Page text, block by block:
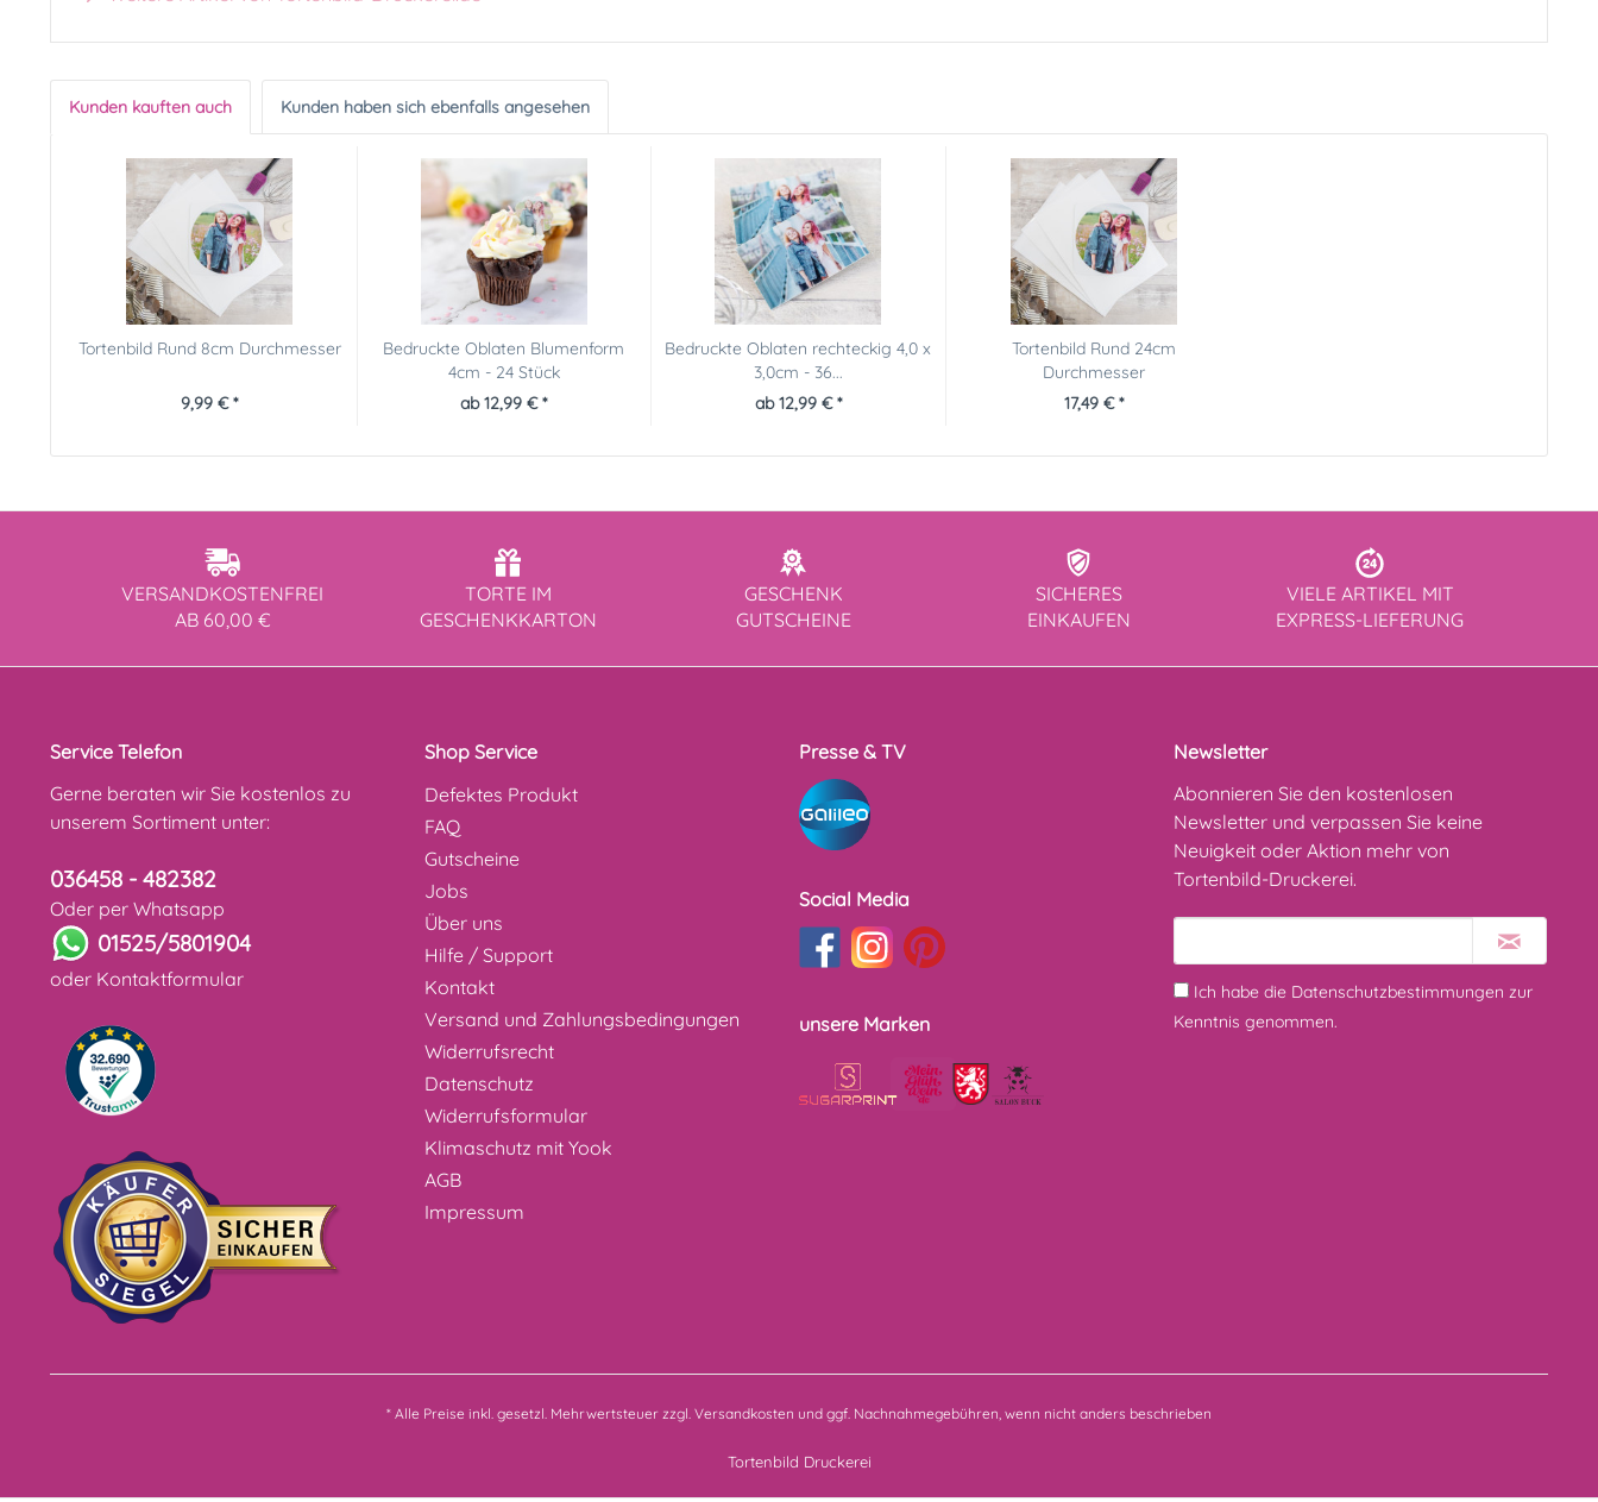
Kunden kauften auch Kunden haben sich ebenfalls angesehen
Tortenbild Rund 8cm Durchmesser
9,99 € *
Bedruckte Oblaten Blumenform
4cm - 24 Stück
ab 12,99 € *
Bedruckte Oblaten rechteckig 4,0 x
3,0cm - 36...
ab 12,99 € *
Tortenbild Rund 24cm
Durchmesser
17,49 € *
VERSANDKOSTENFREI
AB 60,00 €
TORTE IM
GESCHENKKARTON
GESCHENK
GUTSCHEINE
SICHERES
EINKAUFEN
VIELE ARTIKEL MIT
EXPRESS-LIEFERUNG
Service Telefon
Gerne beraten wir Sie kostenlos zu
unserem Sortiment unter:
036458 - 482382
Oder per Whatsapp
01525/5801904
oder Kontaktformular
Shop Service
Defektes Produkt
FAQ
Gutscheine
Jobs
Über uns
Hilfe / Support
Kontakt
Versand und Zahlungsbedingungen
Widerrufsrecht
Datenschutz
Widerrufsformular
Klimaschutz mit Yook
AGB
Impressum
Presse & TV
Social Media
unsere Marken
Newsletter
Abonnieren Sie den kostenlosen
Newsletter und verpassen Sie keine
Neuigkeit oder Aktion mehr von
Tortenbild-Druckerei.
Ich habe die Datenschutzbestimmungen zur
Kenntnis genommen.
* Alle Preise inkl. gesetzl. Mehrwertsteuer zzgl. Versandkosten und ggf. Nachnahmegebühren, wenn nicht anders beschrieben
Tortenbild Druckerei